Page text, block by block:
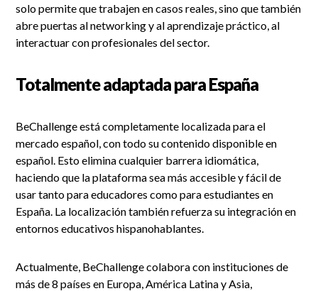
solo permite que trabajen en casos reales, sino que también
abre puertas al networking y al aprendizaje práctico, al
interactuar con profesionales del sector.
Totalmente adaptada para España
BeChallenge está completamente localizada para el
mercado español, con todo su contenido disponible en
español. Esto elimina cualquier barrera idiomática,
haciendo que la plataforma sea más accesible y fácil de
usar tanto para educadores como para estudiantes en
España. La localización también refuerza su integración en
entornos educativos hispanohablantes.
Actualmente, BeChallenge colabora con instituciones de
más de 8 países en Europa, América Latina y Asia,